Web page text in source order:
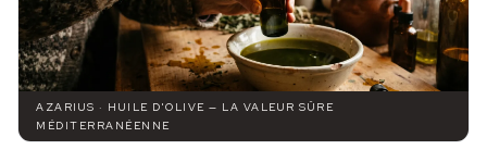
AZARIUS · HUILE D'OLIVE — LA VALEUR SÛRE
MÉDITERRANÉENNE